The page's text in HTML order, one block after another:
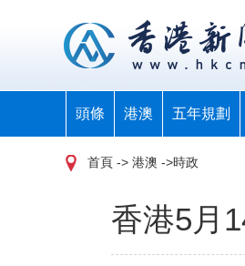
頭條 港澳 五年規劃
首頁 -> 港澳 ->時政
香港5月